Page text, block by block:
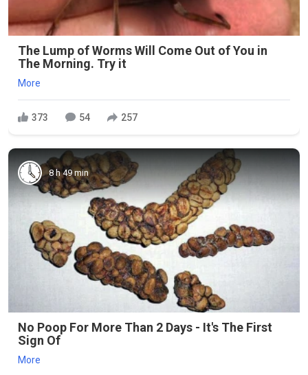
The Lump of Worms Will Come Out of You in
The Morning. Try it
More
373 54 257
8 h 49 min
No Poop For More Than 2 Days - It's The First
Sign Of
More